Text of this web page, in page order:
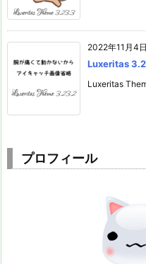
2022年11月4日
Luxeritas
Luxeritas
プロフィール